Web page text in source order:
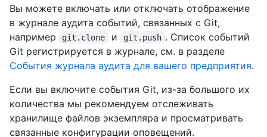
Вы можете включать или отключать отображение
в журнале аудита событий, связанных с Git,
например
git.clone и git.push . Список событий
Git регистрируется в журнале, см. в разделе
События журнала аудита для вашего предприятия.
Если вы включите события Git, из-за большого их
количества мы рекомендуем отслеживать
хранилище файлов экземпляра и просматривать
связанные конфигурации оповещений.